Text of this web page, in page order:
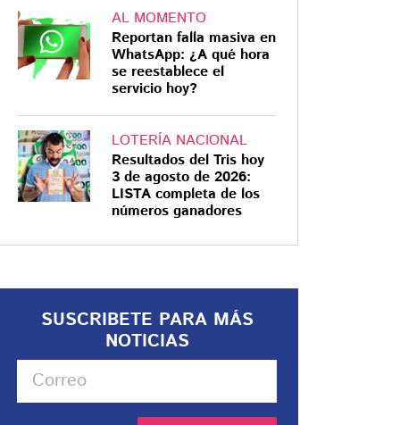
AL MOMENTO
Reportan falla masiva en
WhatsApp: ¿A qué hora
se reestablece el
servicio hoy?
LOTERÍA NACIONAL
Resultados del Tris hoy
3 de agosto de 2026:
LISTA completa de los
números ganadores
SUSCRIBETE PARA MÁS
NOTICIAS